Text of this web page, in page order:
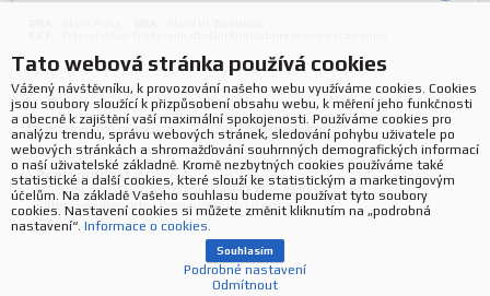
Podrobnosti o produktu Zařazení produktu
Popis produktu:
LIC-BUN for USG20(W)-VPN/USGFLEX50, 1MO Content
Filter/SecuReporter Premium/SPS License
Tato webová stránka používá cookies
Vážený návštěvníku, k provozování našeho webu využíváme cookies. Cookies
jsou soubory sloužící k přizpůsobení obsahu webu, k měření jeho funkčnosti
a obecně k zajištění vaší maximální spokojenosti. Používáme cookies pro
analýzu trendu, správu webových stránek, sledování pohybu uživatele po
webových stránkách a shromažďování souhrnných demografických informací
o naší uživatelské základně. Kromě nezbytných cookies používáme také
statistické a další cookies, které slouží ke statistickým a marketingovým
účelům. Na základě Vašeho souhlasu budeme používat tyto soubory
cookies. Nastavení cookies si můžete změnit kliknutím na „podrobná
nastavení“. Informace o cookies.
Odmítnout
Podrobné nastavení
Souhlasím